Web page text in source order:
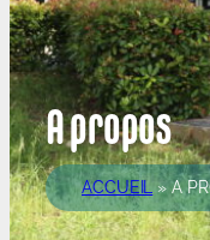
A propos
ACCUEIL »A